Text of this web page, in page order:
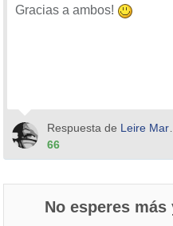
Gracias a ambos!
Respuesta de Leire Martinez
66
No esperes